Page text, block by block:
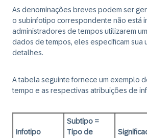
As denominações breves podem ser
o subinfotipo correspondente não está
administradores de tempos utilizarem
dados de tempos, eles especificam sua
detalhes.
A tabela seguinte fornece um exemplo
tempo e as respectivas atribuições de
Infotipo
Subtipo =
Tipo de